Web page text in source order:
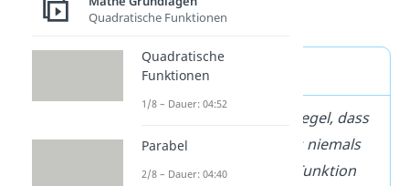
einsetzen darfst.
➡️ Beispiel
Bei Brüchen gilt die Regel, dass
der Nenner des Bruchs niemals
Null sein darf. Bei der Funktion
Quadratische Funktionen
Quadratische
Funktionen
1/8 – Dauer: 04:52
Parabel
2/8 – Dauer: 04:40